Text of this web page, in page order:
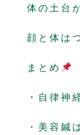
体の土台
顔と体は
まとめ
・自律神
・美容鍼